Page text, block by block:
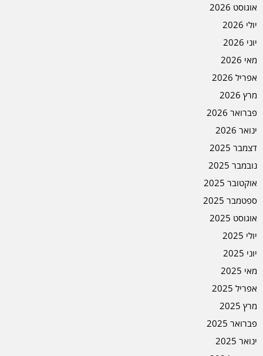
אוגוסט 2026
יולי 2026
יוני 2026
מאי 2026
אפריל 2026
מרץ 2026
פברואר 2026
ינואר 2026
דצמבר 2025
נובמבר 2025
אוקטובר 2025
ספטמבר 2025
אוגוסט 2025
יולי 2025
יוני 2025
מאי 2025
אפריל 2025
מרץ 2025
פברואר 2025
ינואר 2025